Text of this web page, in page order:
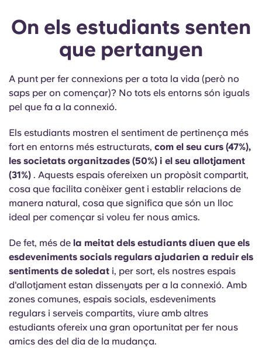
On els estudiants senten
que pertanyen
A punt per fer connexions per a tota la vida (però no
saps per on començar)? No tots els entorns són iguals
pel que fa a la connexió.
Els estudiants mostren el sentiment de pertinença més
fort en entorns més estructurats, com el seu curs (47%),
les societats organitzades (50%) i el seu allotjament
(31%) . Aquests espais ofereixen un propòsit compartit,
cosa que facilita conèixer gent i establir relacions de
manera natural, cosa que significa que són un lloc
ideal per començar si voleu fer nous amics.
De fet, més de la meitat dels estudiants diuen que els
esdeveniments socials regulars ajudarien a reduir els
sentiments de soledat i, per sort, els nostres espais
d'allotjament estan dissenyats per a la connexió. Amb
zones comunes, espais socials, esdeveniments
regulars i serveis compartits, viure amb altres
estudiants ofereix una gran oportunitat per fer nous
amics des del dia de la mudança.